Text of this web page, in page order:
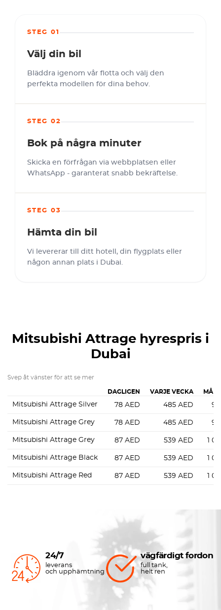
STEG 01
Välj din bil
Bläddra igenom vår flotta och välj den
perfekta modellen för dina behov.
STEG 02
Bok på några minuter
Skicka en förfrågan via webbplatsen eller
WhatsApp - garanterat snabb bekräftelse.
STEG 03
Hämta din bil
Vi levererar till ditt hotell, din flygplats eller
någon annan plats i Dubai.
Mitsubishi Attrage hyrespris i
Dubai
Svep åt vänster för att se mer
DAGLIGEN VARJE VECKA
Mitsubishi Attrage Silver 78 AED 485 AED
Mitsubishi Attrage Grey 78 AED 485 AED
Mitsubishi Attrage Grey 87 AED 539 AED 1
Mitsubishi Attrage Black 87 AED 539 AED 1
Mitsubishi Attrage Red 87 AED 539 AED 1
24/7
leverans
och upphämtning
vägfärdigt fordon
full tank,
helt ren